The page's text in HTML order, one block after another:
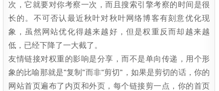
次，它就要对你考察一次，而且搜索引擎考察的时间是很
长的。不可否认最近秋叶对秋叶网络博客有刻意优化现
象，虽然网站优化得越来越好，但是权重反而却越来越
低，已经下降了一大截了。
友情链接对权重的影响是分享，而不是单向传递，用个形
象的比喻那就是“复制”而非“剪切”，如果是剪切的话，你的
网站首页遍布了内页和外页，每个链接剪一点，你的首页